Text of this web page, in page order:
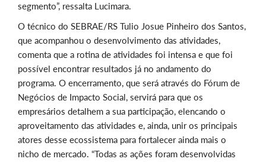
segmento”, ressalta Lucimara.
O técnico do SEBRAE/RS Tulio Josue Pinheiro dos Santos,
que acompanhou o desenvolvimento das atividades,
comenta que a rotina de atividades foi intensa e que foi
possível encontrar resultados já no andamento do
programa. O encerramento, que será através do Fórum de
Negócios de Impacto Social, servirá para que os
empresários detalhem a sua participação, elencando o
aproveitamento das atividades e, ainda, unir os principais
atores desse ecossistema para fortalecer ainda mais o
nicho de mercado. “Todas as ações foram desenvolvidas